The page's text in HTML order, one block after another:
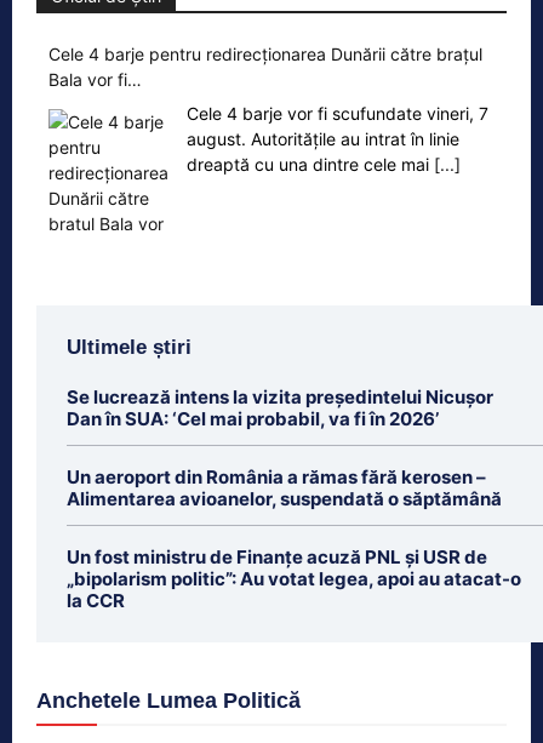
Cele 4 barje pentru redirecționarea Dunării către brațul
Bala vor fi…
Cele 4 barje vor fi scufundate vineri, 7
august. Autoritățile au intrat în linie
dreaptă cu una dintre cele mai [...]
Ultimele știri
Se lucrează intens la vizita președintelui Nicușor
Dan în SUA: ‘Cel mai probabil, va fi în 2026’
Un aeroport din România a rămas fără kerosen –
Alimentarea avioanelor, suspendată o săptămână
Un fost ministru de Finanțe acuză PNL și USR de
„bipolarism politic”: Au votat legea, apoi au atacat-o
la CCR
Anchetele Lumea Politică